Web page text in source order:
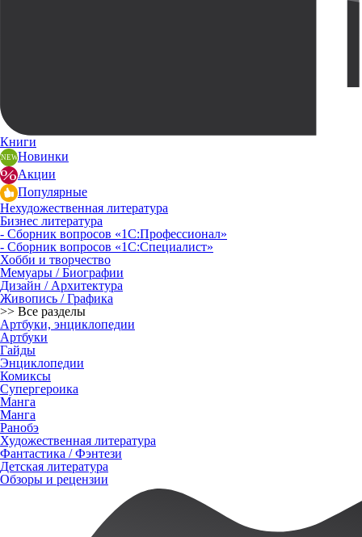
Книги
Новинки
Акции
Популярные
Нехудожественная литература
Бизнес литература
- Сборник вопросов «1С:Профессионал»
- Сборник вопросов «1С:Специалист»
Хобби и творчество
Мемуары / Биографии
Дизайн / Архитектура
Живопись / Графика
>> Все разделы
Артбуки, энциклопедии
Артбуки
Гайды
Энциклопедии
Комиксы
Супергероика
Манга
Манга
Ранобэ
Художественная литература
Фантастика / Фэнтези
Детская литература
Обзоры и рецензии